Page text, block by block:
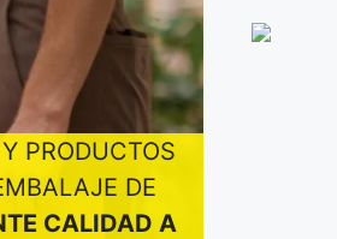
PRODUCTOS
DE
CALIDAD A